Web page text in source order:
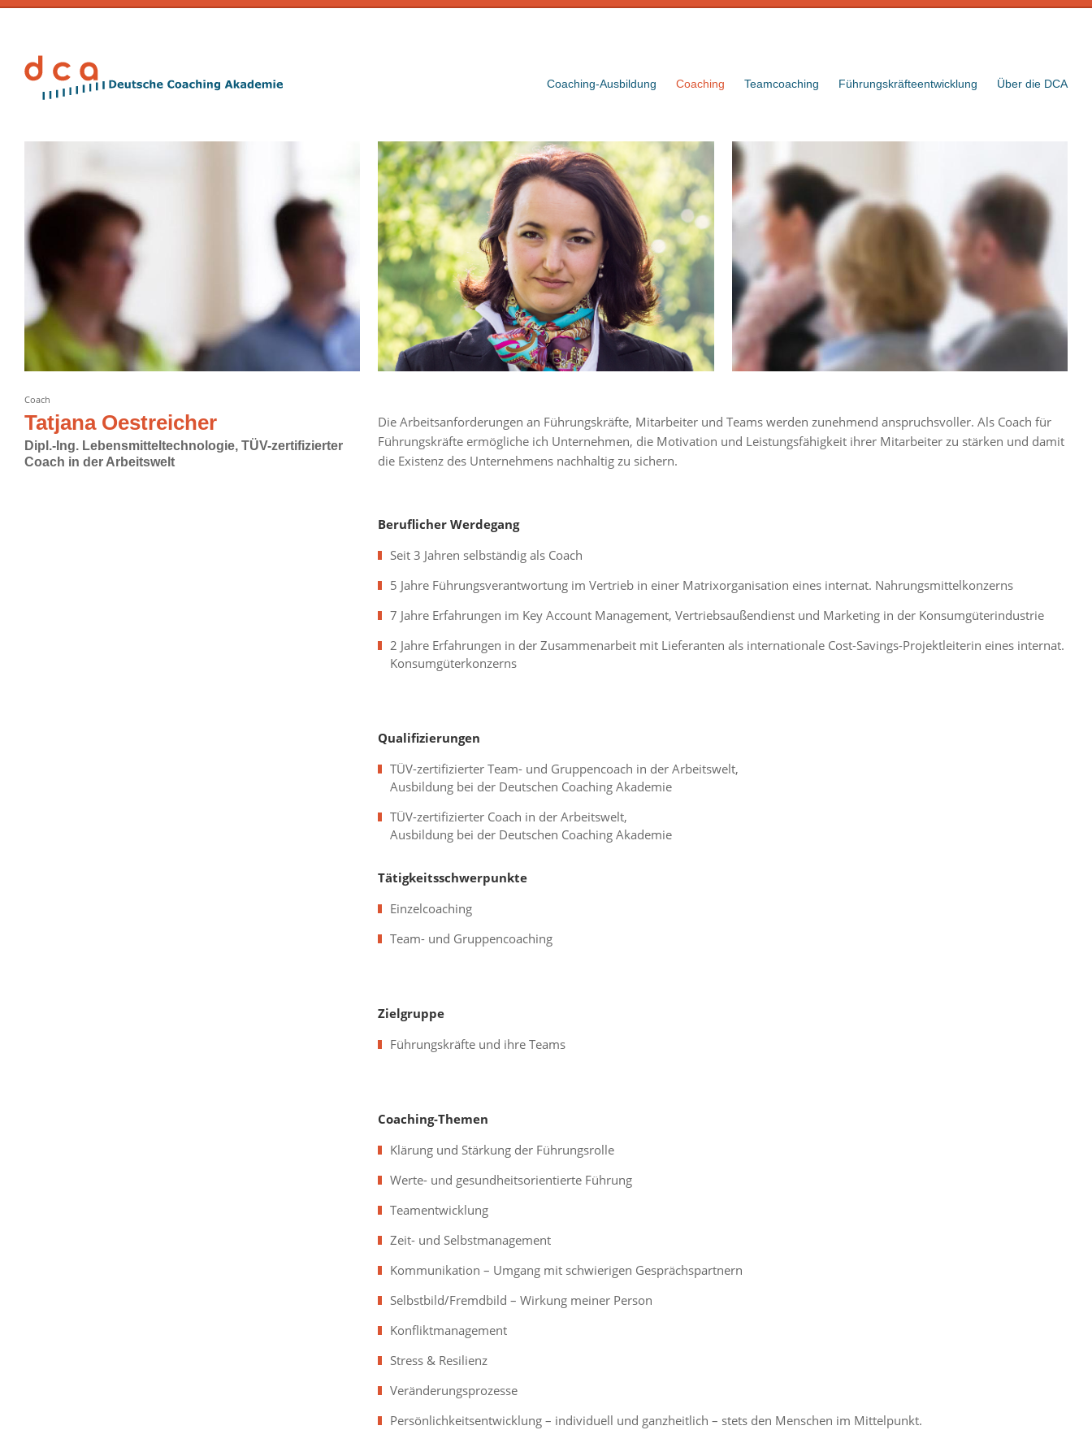
Coaching-Ausbildung Coaching Teamcoaching Führungskräfteentwicklung Über die DCA
Coach
Tatjana Oestreicher
Dipl.-Ing. Lebensmitteltechnologie, TÜV-zertifizierter
Coach in der Arbeitswelt
Die Arbeitsanforderungen an Führungskräfte, Mitarbeiter und Teams werden zunehmend anspruchsvoller. Als Coach für
Führungskräfte ermögliche ich Unternehmen, die Motivation und Leistungsfähigkeit ihrer Mitarbeiter zu stärken und damit
die Existenz des Unternehmens nachhaltig zu sichern.
Beruflicher Werdegang
Seit 3 Jahren selbständig als Coach
5 Jahre Führungsverantwortung im Vertrieb in einer Matrixorganisation eines internat. Nahrungsmittelkonzerns
7 Jahre Erfahrungen im Key Account Management, Vertriebsaußendienst und Marketing in der Konsumgüterindustrie
2 Jahre Erfahrungen in der Zusammenarbeit mit Lieferanten als internationale Cost-Savings-Projektleiterin eines internat.
Konsumgüterkonzerns
Qualifizierungen
TÜV-zertifizierter Team- und Gruppencoach in der Arbeitswelt,
Ausbildung bei der Deutschen Coaching Akademie
TÜV-zertifizierter Coach in der Arbeitswelt,
Ausbildung bei der Deutschen Coaching Akademie
Tätigkeitsschwerpunkte
Einzelcoaching
Team- und Gruppencoaching
Zielgruppe
Führungskräfte und ihre Teams
Coaching-Themen
Klärung und Stärkung der Führungsrolle
Werte- und gesundheitsorientierte Führung
Teamentwicklung
Zeit- und Selbstmanagement
Kommunikation – Umgang mit schwierigen Gesprächspartnern
Selbstbild/Fremdbild – Wirkung meiner Person
Konfliktmanagement
Stress & Resilienz
Veränderungsprozesse
Persönlichkeitsentwicklung – individuell und ganzheitlich – stets den Menschen im Mittelpunkt.